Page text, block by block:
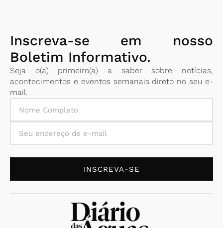
Inscreva-se em nosso
Boletim Informativo.
Seja o(a) primeiro(a) a saber sobre notícias,
acontecimentos e eventos semanais direto no seu e-
mail.
INSCREVA-SE